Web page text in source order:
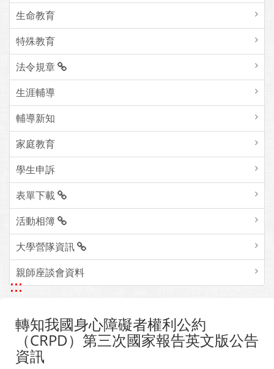
生命教育
特殊教育
法令規章
生涯輔導
輔導新知
家庭教育
學生申訴
表單下載
活動相簿
大學營隊資訊
親師座談會資料
:::
轉知我國身心障礙者權利公約
（CRPD）第三次國家報告英文版公告
資訊